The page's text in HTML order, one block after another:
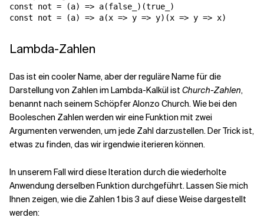
const not = (a) => a(false_)(true_)
Lambda-Zahlen
Das ist ein cooler Name, aber der reguläre Name für die
Darstellung von Zahlen im Lambda-Kalkül ist Church-Zahlen,
benannt nach seinem Schöpfer Alonzo Church. Wie bei den
Booleschen Zahlen werden wir eine Funktion mit zwei
Argumenten verwenden, um jede Zahl darzustellen. Der Trick ist,
etwas zu finden, das wir irgendwie iterieren können.
In unserem Fall wird diese Iteration durch die wiederholte
Anwendung derselben Funktion durchgeführt. Lassen Sie mich
Ihnen zeigen, wie die Zahlen 1 bis 3 auf diese Weise dargestellt
werden: